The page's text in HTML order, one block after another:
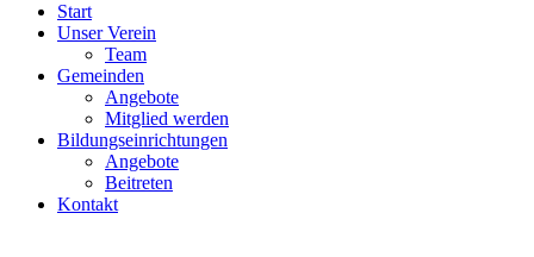
Start
Unser Verein
Team
Gemeinden
Angebote
Mitglied werden
Bildungseinrichtungen
Angebote
Beitreten
Kontakt